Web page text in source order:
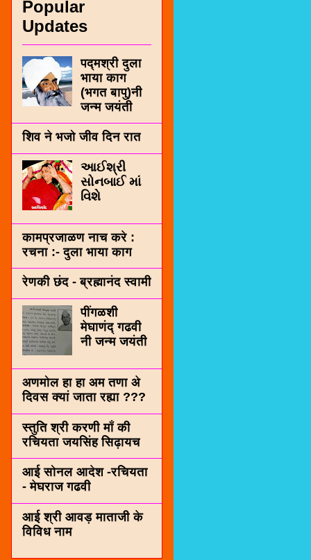
Popular
Updates
पद्मश्री दुला
भाया काग
(भगत बापु)नी
जन्म जयंती
शिव ने भजो जीव दिन रात
આઈશ્રી
સોનબાઈ માં
વિશે
कामप्रजाळण नाच करे :
रचना :- दुला भाया काग
रेणकी छंद - ब्रह्मानंद स्वामी
पींगळशी
मेघाणंद् गढवी
नी जन्म जयंती
अणमोल हा हा अम तणा अे
दिवस क्यां जाता रह्या ???
स्तुति श्री करणी माँ की
रचियता जयसिंह सिढ़ायच
आई सोनल आदेश -रचियता
- मेघराज गढवी
आई श्री आवड़ माताजी के
विविध नाम